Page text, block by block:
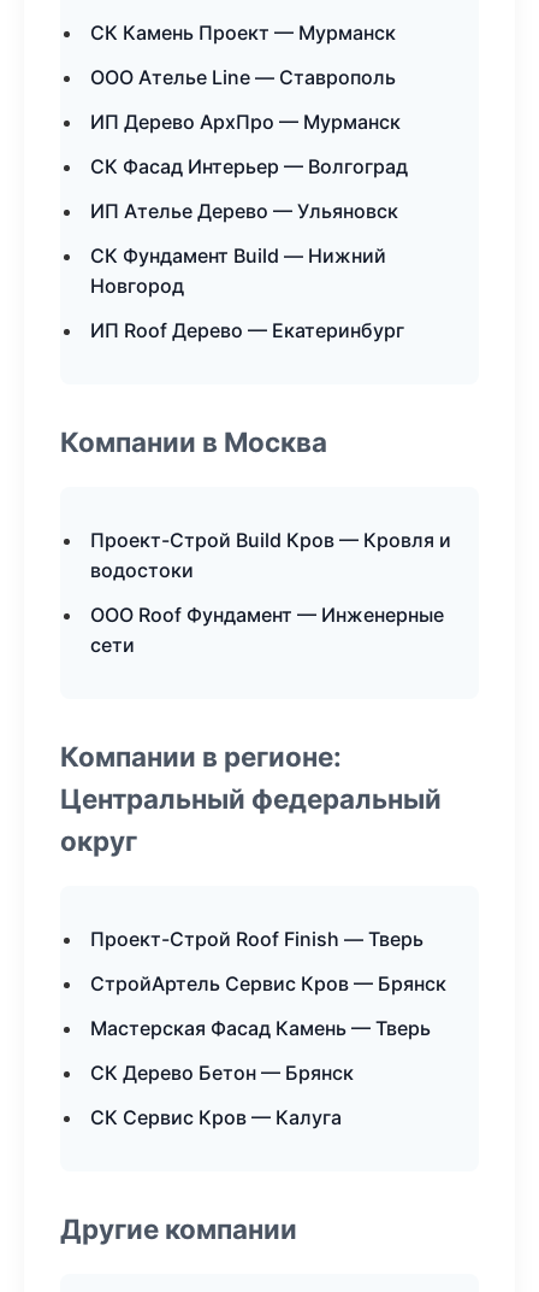
СК Камень Проект — Мурманск
ООО Ателье Line — Ставрополь
ИП Дерево АрхПро — Мурманск
СК Фасад Интерьер — Волгоград
ИП Ателье Дерево — Ульяновск
СК Фундамент Build — Нижний
Новгород
ИП Roof Дерево — Екатеринбург
Компании в Москва
Проект-Строй Build Кров — Кровля и
водостоки
ООО Roof Фундамент — Инженерные
сети
Компании в регионе:
Центральный федеральный
округ
Проект-Строй Roof Finish — Тверь
СтройАртель Сервис Кров — Брянск
Мастерская Фасад Камень — Тверь
СК Дерево Бетон — Брянск
СК Сервис Кров — Калуга
Другие компании